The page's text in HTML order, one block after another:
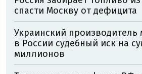
спасти Москву от дефицита
Украинский производитель
в России судебный иск на
миллионов